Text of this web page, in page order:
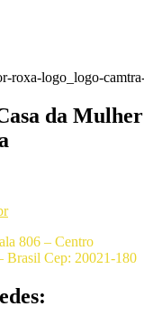
da Mulher
806 – Centro
Brasil Cep: 20021-180